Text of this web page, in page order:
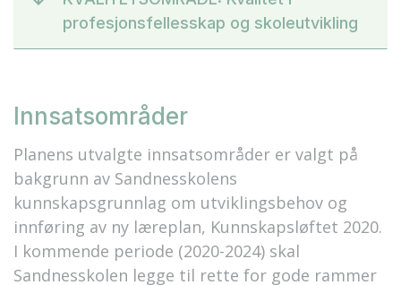
profesjonsfellesskap og skoleutvikling
Innsatsområder
Planens utvalgte innsatsområder er valgt på
bakgrunn av Sandnesskolens
kunnskapsgrunnlag om utviklingsbehov og
innføring av ny læreplan, Kunnskapsløftet 2020.
I kommende periode (2020-2024) skal
Sandnesskolen legge til rette for gode rammer